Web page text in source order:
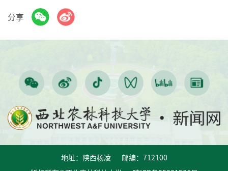
分享
地址：陕西杨凌 邮编：712100